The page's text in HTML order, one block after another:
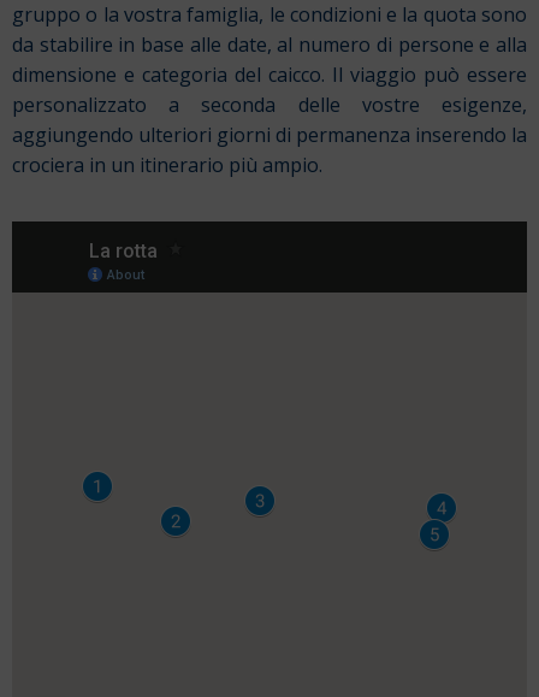
gruppo o la vostra famiglia, le condizioni e la quota sono
da stabilire in base alle date, al numero di persone e alla
dimensione e categoria del caicco. Il viaggio può essere
personalizzato a seconda delle vostre esigenze,
aggiungendo ulteriori giorni di permanenza inserendo la
crociera in un itinerario più ampio.